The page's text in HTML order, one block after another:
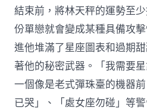
結束前，將林天秤的運勢至
份單戀就會變成某種具備攻
進他堆滿了星座圖表和過期
著他的秘密武器。「我需要
一個像是老式彈珠臺的機器
已哭」、「處女座勿碰」等